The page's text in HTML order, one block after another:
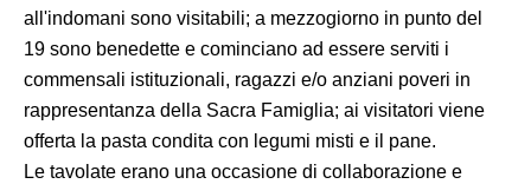
all'indomani sono visitabili; a mezzogiorno in punto del
19 sono benedette e cominciano ad essere serviti i
commensali istituzionali, ragazzi e/o anziani poveri in
rappresentanza della Sacra Famiglia; ai visitatori viene
offerta la pasta condita con legumi misti e il pane.
Le tavolate erano una occasione di collaborazione e